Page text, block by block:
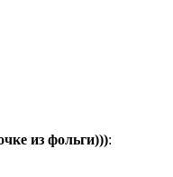
из фольги))):